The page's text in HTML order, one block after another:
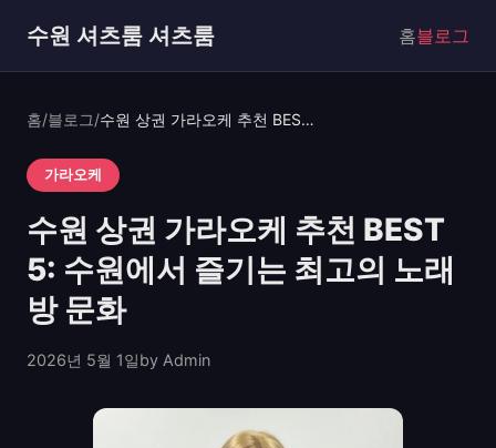
수원 셔츠룸 셔츠룸 홈블로그
홈/블로그/ 수원 상권 가라오케 추천 BEST 5: 수원에서 즐기는 최고의 노래방 문화
가라오케
수원 상권 가라오케 추천 BEST
5: 수원에서 즐기는 최고의 노래
방 문화
2026년 5월 1일by Admin